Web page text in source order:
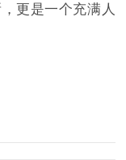
更是一个充满人